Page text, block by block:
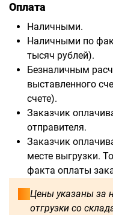
Оплата
Наличными.
Наличными по
тысяч рублей).
Безналичным
выставленного
счете).
Заказчик
отправителя.
Заказчик
месте выгрузки.
факта оплаты
Цены указаны за
отгрузки со
750
2500